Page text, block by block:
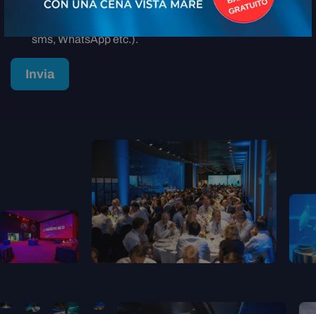
questi possano inviarmi informazioni commerciali,
anche a mezzo di modalità automatizzate es. e-mail,
sms, WhatsApp etc.).
Invia